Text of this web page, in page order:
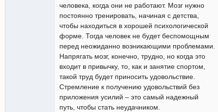
человека, когда они не работают. Мозг нужно
постоянно тренировать, начиная с детства,
чтобы находиться в хорошей психологической
форме. Тогда человек не будет беспомощным
перед неожиданно возникающими проблемами.
Напрягать мозг, конечно, трудно, но когда это
входит в привычку, то, как и занятие спортом,
такой труд будет приносить удовольствие.
Стремление к получению удовольствий без
приложения усилий – это самый надежный
путь, чтобы стать неудачником.